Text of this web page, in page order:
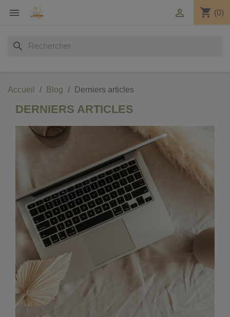
 shopping_cart (0)

search
Accueil Blog Derniers articles
DERNIERS ARTICLES